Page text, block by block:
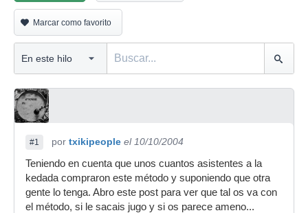
Marcar como favorito
#1 por txikipeople el 10/10/2004
Teniendo en cuenta que unos cuantos asistentes a la
kedada compraron este método y suponiendo que otra
gente lo tenga. Abro este post para ver que tal os va con
el método, si le sacais jugo y si os parece ameno...